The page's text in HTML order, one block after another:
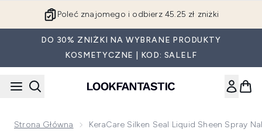
Poleć znajomego i odbierz 45.25 zł zniżki
DO 30% ZNIŻKI NA WYBRANE PRODUKTY
KOSMETYCZNE | KOD: SALELF
Strona Główna KeraCare Silken Seal Liquid Sheen Spray